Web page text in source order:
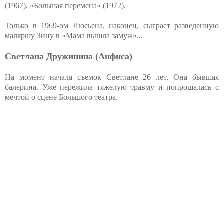
(1967), «Большая перемена» (1972).
Только в 1969-ом Люсьена, наконец, сыграет разведенную
маляршу Зину в «Мама вышла замуж»...
Светлана Дружинина (Анфиса)
На момент начала съемок Светлане 26 лет. Она бывшая
балерина. Уже пережила тяжелую травму и попрощалась с
мечтой о сцене Большого театра.